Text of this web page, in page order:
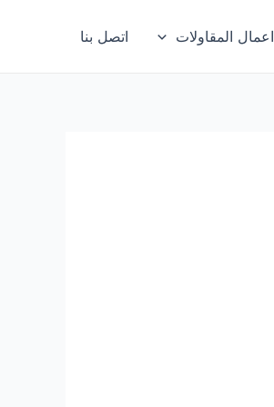
اعمال المقاولات اتصل بنا